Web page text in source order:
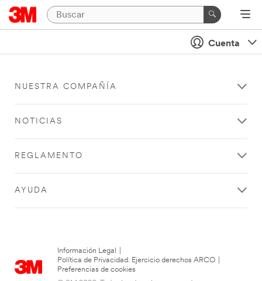
Cuenta
NUESTRA COMPAÑÍA
NOTICIAS
REGLAMENTO
AYUDA
Información Legal
Política de Privacidad. Ejercicio derechos ARCO
Preferencias de cookies